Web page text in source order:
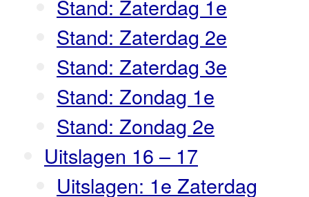
Stand: Zaterdag 1e
Stand: Zaterdag 2e
Stand: Zaterdag 3e
Stand: Zondag 1e
Stand: Zondag 2e
Uitslagen 16 – 17
Uitslagen: 1e Zaterdag